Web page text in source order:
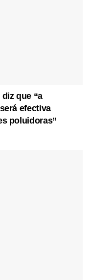
que “a
efectiva
poluidoras”